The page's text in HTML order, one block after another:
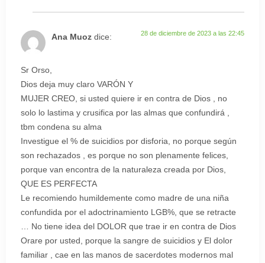
Ana Muoz dice: 28 de diciembre de 2023 a las 22:45
Sr Orso,
Dios deja muy claro VARÓN Y
MUJER CREO, si usted quiere ir en contra de Dios , no
solo lo lastima y crusifica por las almas que confundirá ,
tbm condena su alma
Investigue el % de suicidios por disforia, no porque según
son rechazados , es porque no son plenamente felices,
porque van encontra de la naturaleza creada por Dios,
QUE ES PERFECTA
Le recomiendo humildemente como madre de una niña
confundida por el adoctrinamiento LGB%, que se retracte
… No tiene idea del DOLOR que trae ir en contra de Dios
Orare por usted, porque la sangre de suicidios y El dolor
familiar , cae en las manos de sacerdotes modernos mal